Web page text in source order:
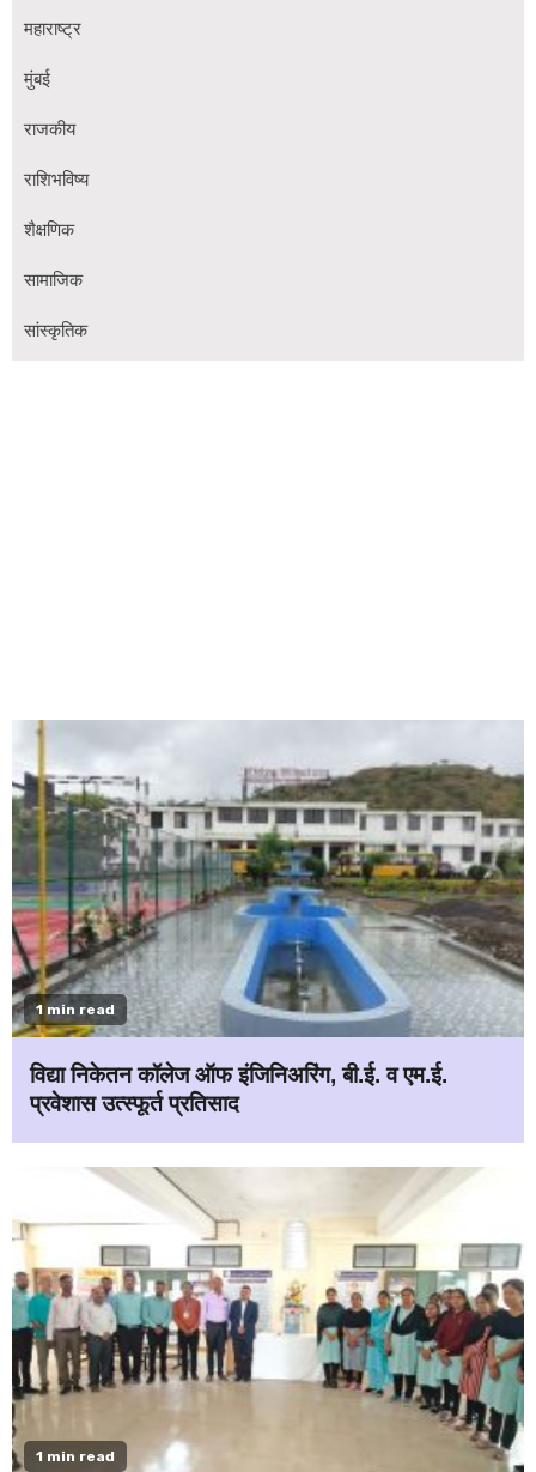
महाराष्ट्र
मुंबई
राजकीय
राशिभविष्य
शैक्षणिक
सामाजिक
सांस्कृतिक
1 min read
विद्या निकेतन कॉलेज ऑफ इंजिनिअरिंग, बी.ई. व एम.ई.
प्रवेशास उत्स्फूर्त प्रतिसाद
1 min read